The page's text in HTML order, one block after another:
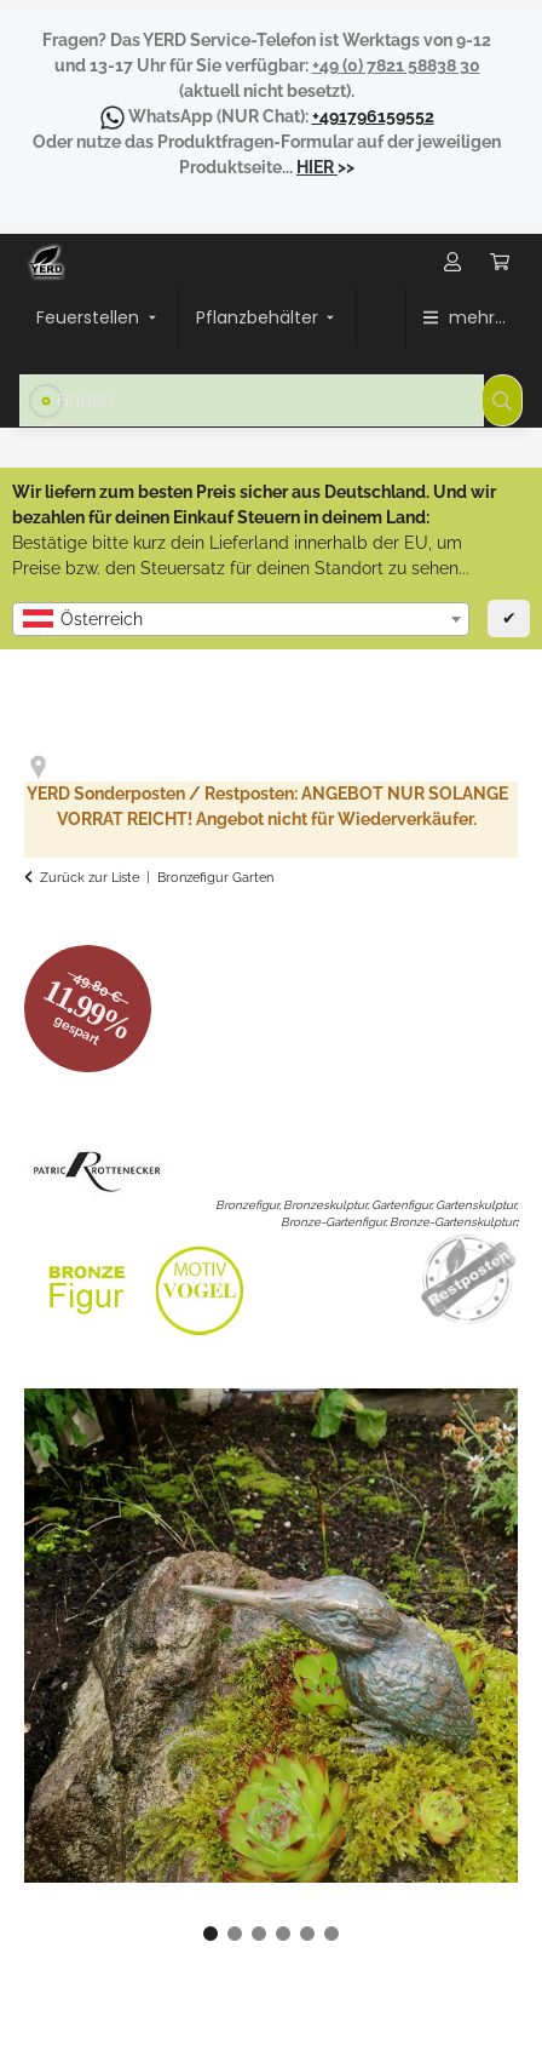
Fragen? Das YERD Service-Telefon ist Werktags von 9-12
und 13-17 Uhr für Sie verfügbar:+49 (0) 7821 58838 30
(aktuell nicht besetzt).
WhatsApp(NUR Chat):+491796159552
Oder nutze das Produktfragen-Formular auf der jeweiligen
Produktseite... HIER>>
Feuerstellen Pflanzbehälter mehr...
Wir liefern zum besten Preis sicher aus Deutschland. Und wir
bezahlen für deinen Einkauf Steuern in deinem Land:
Bestätige bitte kurz dein Lieferland innerhalb der EU, um
Preise bzw. den Steuersatz für deinen Standort zu sehen...
Österreich ✔
YERD Sonderposten / Restposten: ANGEBOT NUR SOLANGE
VORRAT REICHT! Angebot nicht für Wiederverkäufer.
Zurück zur Liste Bronzefigur Garten
49.80 €
11.99%
gespart
Bronzefigur, Bronzeskulptur, Gartenfigur, Gartenskulptur,
Bronze-Gartenfigur, Bronze-Gartenskulptur: